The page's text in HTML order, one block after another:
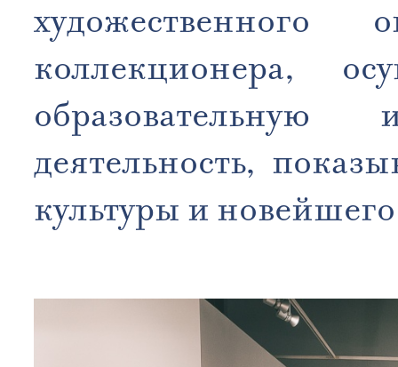
коллекционера,
образовательную
деятельность,
культуры и